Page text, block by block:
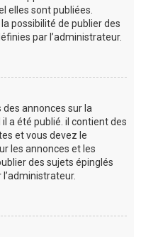
elles sont publiées.
possibilité de publier des
par l’administrateur.
annonces sur la
a été publié. il contient des
et vous devez le
les annonces et les
des sujets épinglés